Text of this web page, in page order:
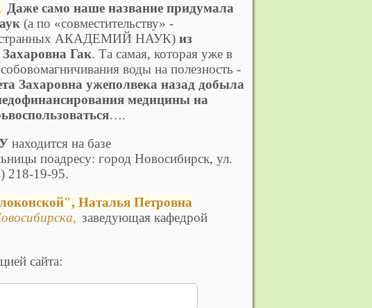
Даже само наше название придумала
(а по «совместительству» -
АКАДЕМИЙ НАУК)из
Гак. Та самая, которая уже в
воды на полезность -
Захаровна ужеполвека назад добыла
медицины на
….
находится на базе
поадресу: город Новосибирск, ул.
218-19-95.
Наталья Петровна
заведующая кафедрой
сайта: